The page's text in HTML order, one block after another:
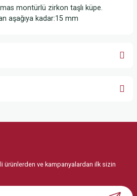
montürlü zirkon taşlı küpe.
aşağıya kadar:15 mm
ederiz.
veya görüntülenemiyor.
bilgiler bulunuyor.
ürünlerden ve kampanyalardan ilk sizin